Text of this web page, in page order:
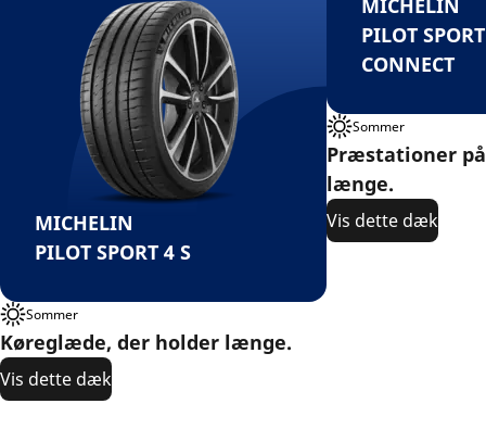
MICHELIN
PILOT SPORT 4 S
Sommer
Køreglæde, der holder længe.
Vis dette dæk
MICHELIN
PILOT
CONNECT
Sommer
Præstationer
længe.
Vis dette dæk